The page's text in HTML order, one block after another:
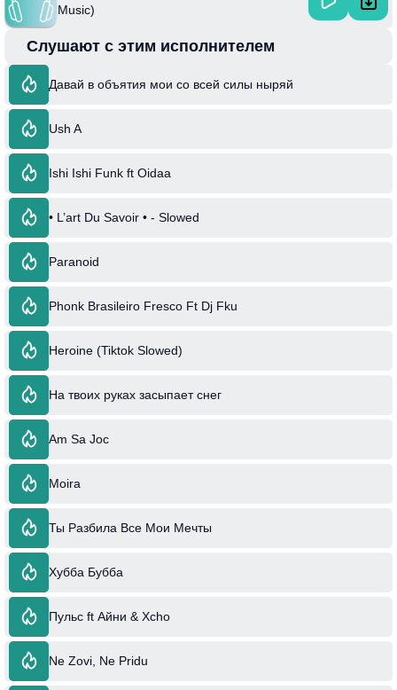
Music)
Слушают с этим исполнителем
Давай в объятия мои со всей силы ныряй
Ush A
Ishi Ishi Funk ft Oidaa
• L’art Du Savoir • - Slowed
Paranoid
Phonk Brasileiro Fresco Ft Dj Fku
Heroine (Tiktok Slowed)
На твоих руках засыпает снег
Am Sa Joc
Moira
Ты Разбила Все Мои Мечты
Хубба Бубба
Пульс ft Айни & Xcho
Ne Zovi, Ne Pridu